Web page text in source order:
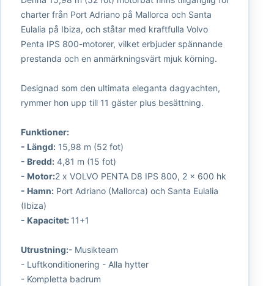
charter från Port Adriano på Mallorca och Santa
Eulalia på Ibiza, och ståtar med kraftfulla Volvo
Penta IPS 800-motorer, vilket erbjuder spännande
prestanda och en anmärkningsvärt mjuk körning.
Designad som den ultimata eleganta dagyachten,
rymmer hon upp till 11 gäster plus besättning.
Funktioner:
- Längd:15,98 m (52 fot)
- Bredd:4,81 m (15 fot)
- Motor:2 x VOLVO PENTA D8 IPS 800, 2 x 600 hk
- Hamn:Port Adriano (Mallorca) och Santa Eulalia
(Ibiza)
- Kapacitet: 11+1
Utrustning:- Musikteam
- Luftkonditionering - Alla hytter
- Kompletta badrum